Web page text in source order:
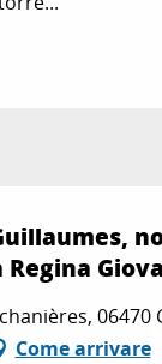
06470
Come arrivare